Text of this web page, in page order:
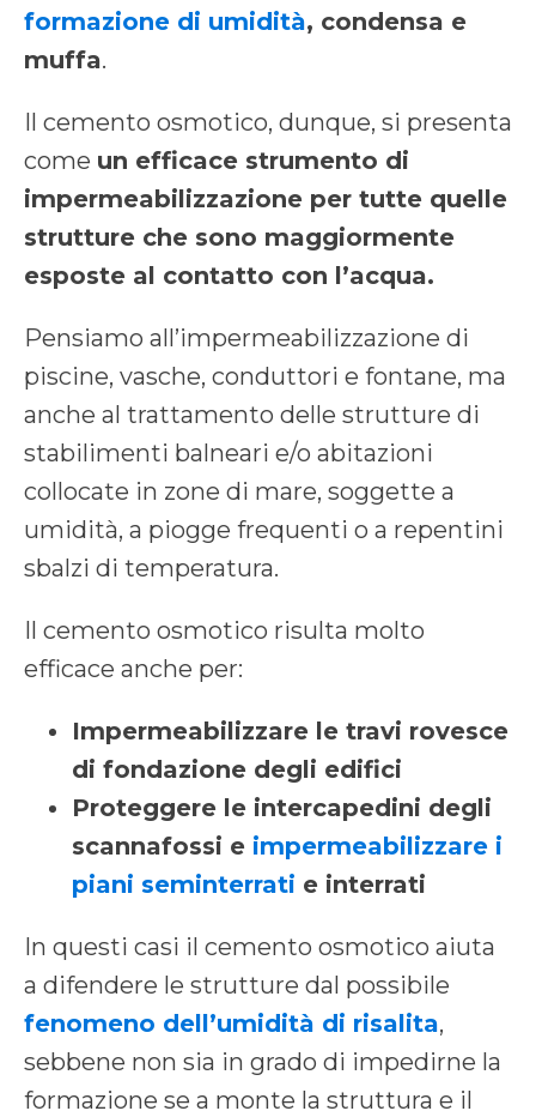
formazione di umidità, condensa e
muffa.
Il cemento osmotico, dunque, si presenta
come un efficace strumento di
impermeabilizzazione per tutte quelle
strutture che sono maggiormente
esposte al contatto con l’acqua.
Pensiamo all’impermeabilizzazione di
piscine, vasche, conduttori e fontane, ma
anche al trattamento delle strutture di
stabilimenti balneari e/o abitazioni
collocate in zone di mare, soggette a
umidità, a piogge frequenti o a repentini
sbalzi di temperatura.
Il cemento osmotico risulta molto
efficace anche per:
Impermeabilizzare le travi rovesce
di fondazione degli edifici
Proteggere le intercapedini degli
scannafossi e impermeabilizzare i
piani seminterrati e interrati
In questi casi il cemento osmotico aiuta
a difendere le strutture dal possibile
fenomeno dell’umidità di risalita,
sebbene non sia in grado di impedirne la
formazione se a monte la struttura e il